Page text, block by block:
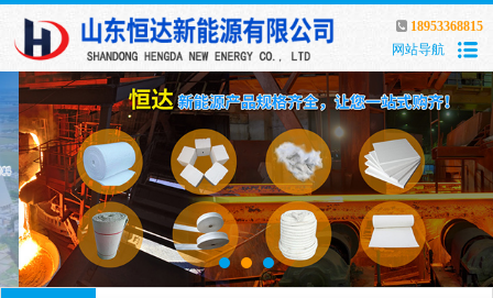
18953368815
网站导航